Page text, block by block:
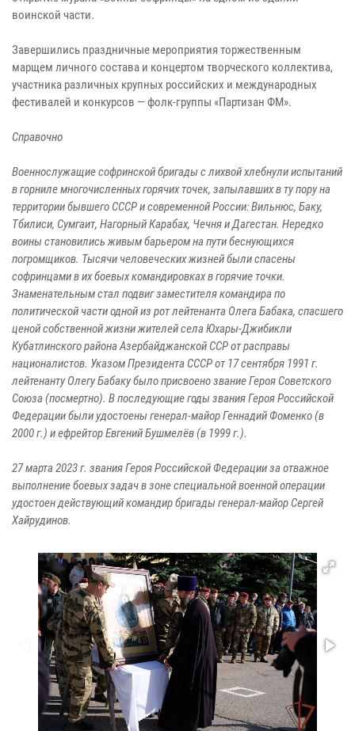
воинской части.
Завершились праздничные мероприятия торжественным
марщем личного состава и концертом творческого коллектива,
участника различных крупных российских и международных
фестивалей и конкурсов — фолк-группы «Партизан ФМ».
Справочно
Военнослужащие софринской бригады с лихвой хлебнули испытаний
в горниле многочисленных горячих точек, запылавших в ту пору на
территории бывшего СССР и современной России: Вильнюс, Баку,
Тбилиси, Сумгаит, Нагорный Карабах, Чечня и Дагестан. Нередко
воины становились живым барьером на пути беснующихся
погромщиков. Тысячи человеческих жизней были спасены
софринцами в их боевых командировках в горячие точки.
Знаменательным стал подвиг заместителя командира по
политической части одной из рот лейтенанта Олега Бабака, спасшего
ценой собственной жизни жителей села Юхары-Джибикли
Кубатлинского района Азербайджанской ССР от расправы
националистов. Указом Президента СССР от 17 сентября 1991 г.
лейтенанту Олегу Бабаку было присвоено звание Героя Советского
Союза (посмертно). В последующие годы звания Героя Российской
Федерации были удостоены генерал-майор Геннадий Фоменко (в
2000 г.) и ефрейтор Евгений Бушмелёв (в 1999 г.).
27 марта 2023 г. звания Героя Российской Федерации за отважное
выполнение боевых задач в зоне специальной военной операции
удостоен действующий командир бригады генерал-майор Сергей
Хайрудинов.